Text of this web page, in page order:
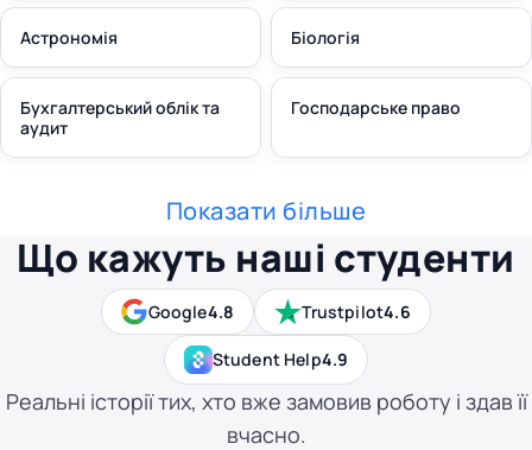
Астрономія Біологія
Бухгалтерський облік та
аудит
Господарське право
Показати більше
Google4.8 Trustpilot4.6
Student Help4.9
Що кажуть наші студенти
Реальні історії тих, хто вже замовив роботу і здав її
вчасно.